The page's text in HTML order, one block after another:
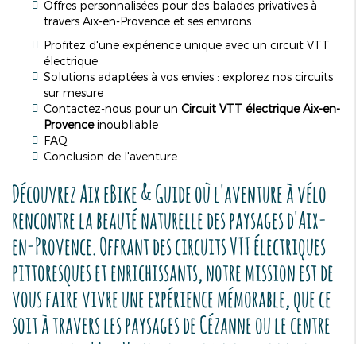
Offres personnalisées pour des balades privatives à
travers Aix-en-Provence et ses environs.
Profitez d'une expérience unique avec un circuit VTT
électrique
Solutions adaptées à vos envies : explorez nos circuits
sur mesure
Contactez-nous pour un Circuit VTT électrique Aix-en-
Provenceinoubliable
FAQ
Conclusion de l'aventure
Découvrez Aix eBike & Guide où l'aventure à vélo
rencontre la beauté naturelle des paysages d'Aix-
en-Provence. Offrant descircuits VTT électriques
pittoresques et enrichissants, notre mission est de
vous faire vivre une expérience mémorable, que ce
soit à travers les paysages de Cézanne ou le centre